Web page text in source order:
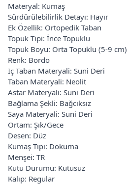
Materyal: Kumaş
Sürdürülebilirlik Detayı: Hayır
Ek Özellik: Ortopedik Taban
Topuk Tipi: İnce Topuklu
Topuk Boyu: Orta Topuklu (5-9 cm)
Renk: Bordo
İç Taban Materyali: Suni Deri
Taban Materyali: Neolit
Astar Materyali: Suni Deri
Bağlama Şekli: Bağcıksız
Saya Materyali: Suni Deri
Ortam: Şık/Gece
Desen: Düz
Kumaş Tipi: Dokuma
Menşei: TR
Kutu Durumu: Kutusuz
Kalıp: Regular